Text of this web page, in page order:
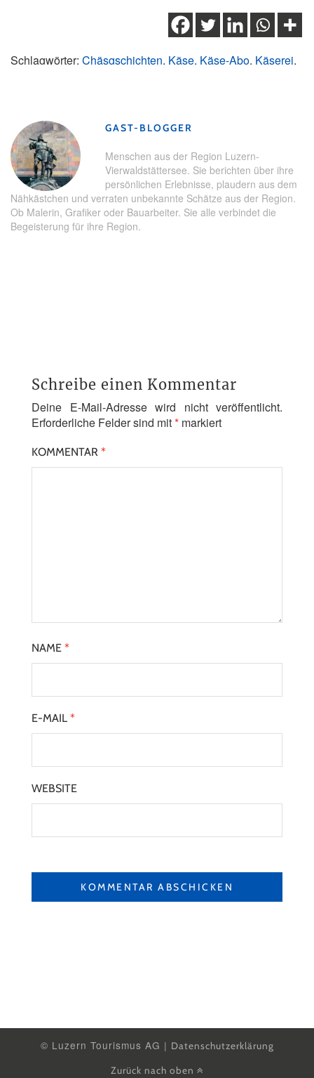
Schlagwörter: Chäsgschichten, Käse, Käse-Abo, Käserei,
GAST-BLOGGER
Menschen aus der Region Luzern-
Vierwaldstättersee. Sie berichten über ihre
persönlichen Erlebnisse, plaudern aus dem
Nähkästchen und verraten unbekannte Schätze aus der Region.
Ob Malerin, Grafiker oder Bauarbeiter. Sie alle verbindet die
Begeisterung für ihre Region.
Schreibe einen Kommentar
Deine E-Mail-Adresse wird nicht veröffentlicht.
Erforderliche Felder sind mit* markiert
KOMMENTAR *
NAME *
E-MAIL *
WEBSITE
© Luzern Tourismus AG | Datenschutzerklärung
Zurück nach oben